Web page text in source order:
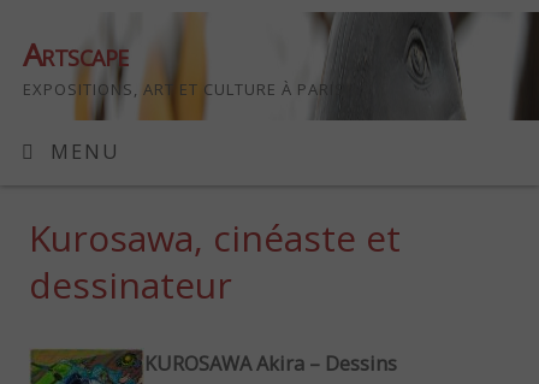
Artscape
EXPOSITIONS, ART ET CULTURE À PARIS
MENU
Kurosawa, cinéaste et
dessinateur
KUROSAWA Akira – Dessins